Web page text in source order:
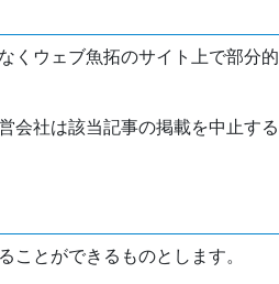
くウェブ魚拓のサイト上で部分的
会社は該当記事の掲載を中止する
ことができるものとします。